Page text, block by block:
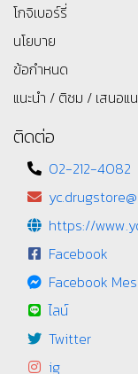
โกจิเบอร์รี่
นโยบาย
ข้อกำหนด
แนะนำ / ติชม / เสนอแ
ติดต่อ
02-212-4082
https://
Facebook
Facebook
ไลน์
Twitter
ig